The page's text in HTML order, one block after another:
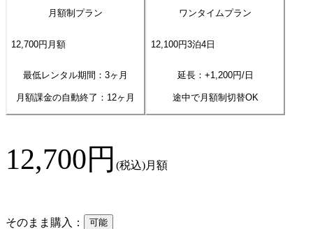
月額制プラン
12,700円 月額
最低レンタル期間：3ヶ月
月額課金の自動終了： 12ヶ月
ワンタイムプラン
12,100円3泊4日
延長：+1,200円/日
途中で月額制切替OK
12,700円 (税込)月額
そのまま購入： 可能